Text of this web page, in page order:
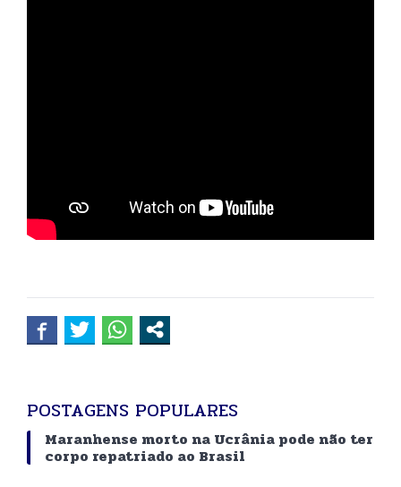
POSTAGENS POPULARES
Maranhense morto na Ucrânia pode não ter
corpo repatriado ao Brasil